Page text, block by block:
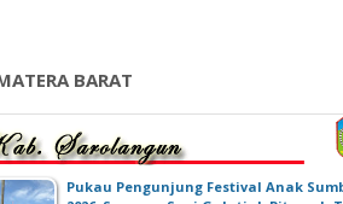
BARAT
‎Pukau Pengunjung Festival Anak